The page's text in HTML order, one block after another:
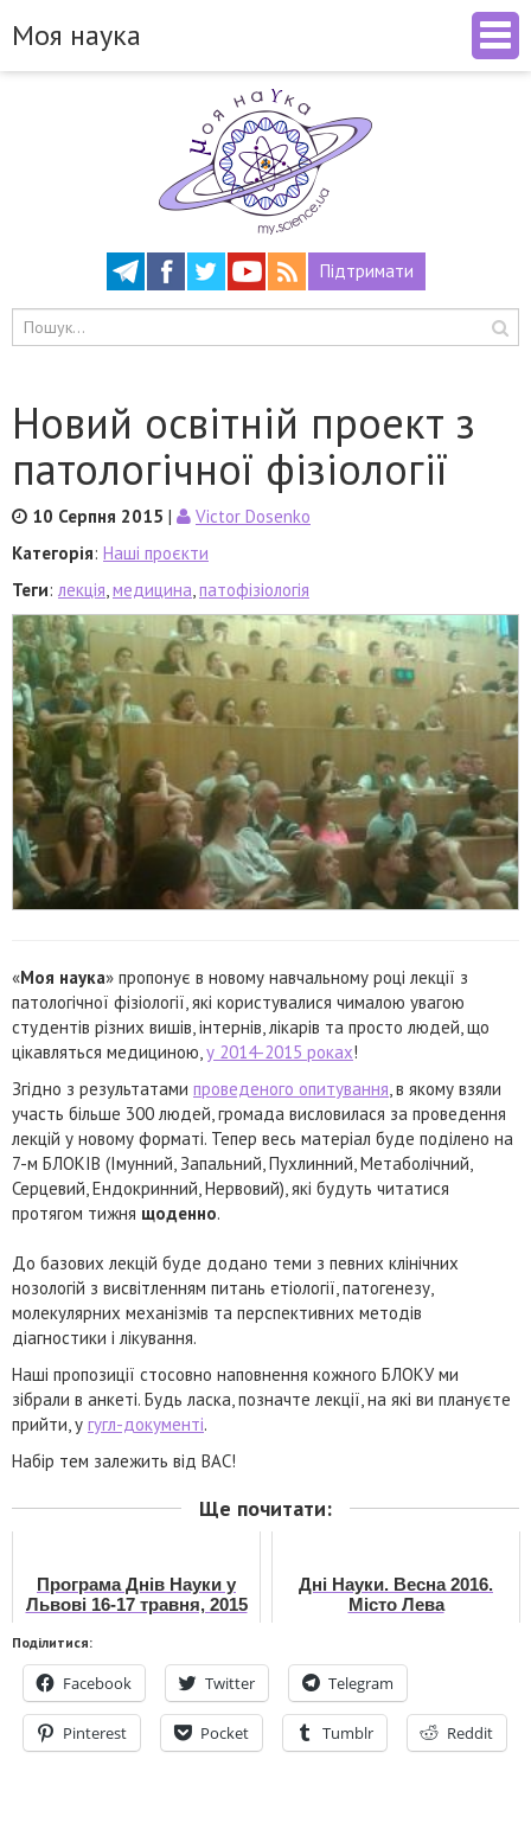
Підтримати
Моя наука
Новий освітній проект з
патологічної фізіології
10 Серпня 2015 |
Victor Dosenko
Категорія: Наші проєкти
Теги: лекція,медицина,патофізіологія
«Моя наука» пропонує в новому навчальному році лекції з
патологічної фізіології, які користувалися чималою увагою
студентів різних вишів, інтернів, лікарів та просто людей, що
цікавляться медициною,у 2014-2015 роках!
Згідно з результатами проведеного опитування, в якому взяли
участь більше 300 людей, громада висловилася за проведення
лекцій у новому форматі. Тепер весь матеріал буде поділено на
7-м БЛОКІВ (Імунний, Запальний, Пухлинний, Метаболічний,
Серцевий, Ендокринний, Нервовий), які будуть читатися
протягом тижня щоденно.
До базових лекцій буде додано теми з певних клінічних
нозологій з висвітленням питань етіології, патогенезу,
молекулярних механізмів та перспективних методів
діагностики і лікування.
Наші пропозиції стосовно наповнення кожного БЛОКУ ми
зібрали в анкеті. Будь ласка, позначте лекції, на які ви плануєте
прийти, у гугл-документі.
Набір тем залежить від ВАС!
Ще почитати:
Програма Днів Науки у
Львові 16-17 травня, 2015
Дні Науки. Весна 2016.
Місто Лева
Поділитися:
Facebook Twitter Telegram
Pinterest Pocket Tumblr Reddit